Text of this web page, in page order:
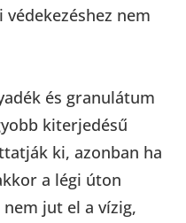
nem
és granulátum
kiterjedésű
ki, azonban ha
a légi úton
jut el a vízig,